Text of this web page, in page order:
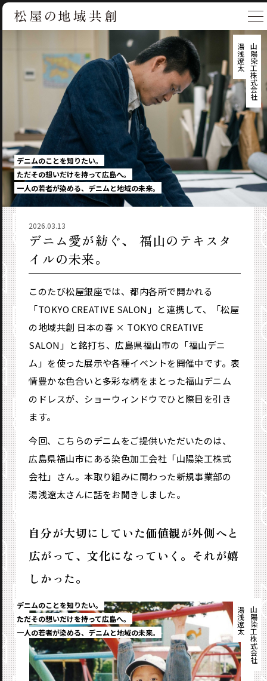
山陽染工株式会社
湯浅遼太
デニムのことを知りたい。
ただその想いだけを持って広島へ。
一人の若者が染める、デニムと地域の未来。
2026.03.13
デニム愛が紡ぐ、 福山のテキスタ
イルの未来。
このたび松屋銀座では、都内各所で開かれる
「TOKYO CREATIVE SALON」と連携して、「松屋
の地域共創 日本の春 × TOKYO CREATIVE
SALON」と銘打ち、広島県福山市の「福山デニ
ム」を使った展示や各種イベントを開催中です。表
情豊かな色合いと多彩な柄をまとった福山デニム
のドレスが、ショーウィンドウでひと際目を引き
ます。
今回、こちらのデニムをご提供いただいたのは、
広島県福山市にある染色加工会社「山陽染工株式
会社」さん。本取り組みに関わった新規事業部の
湯浅遼太さんに話をお聞きしました。
自分が大切にしていた価値観が外側へと
広がって、文化になっていく。それが嬉
しかった。
山陽染工株式会社
湯浅遼太
デニムのことを知りたい。
ただその想いだけを持って広島へ。
一人の若者が染める、デニムと地域の未来。